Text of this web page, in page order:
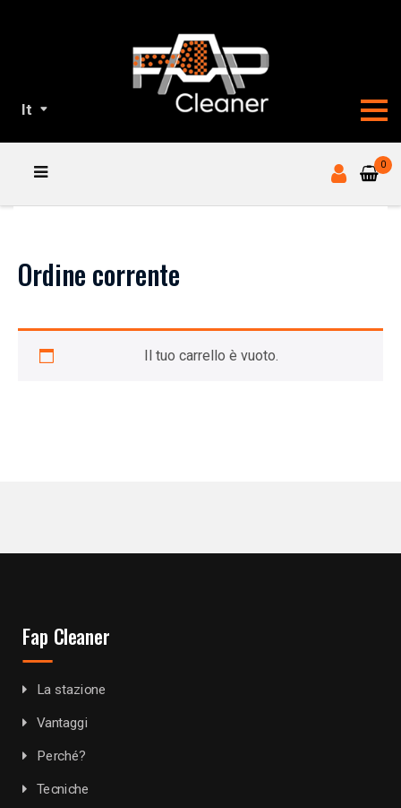
It
0
Ordine corrente
Il tuo carrello è vuoto.
Fap Cleaner
La stazione
Vantaggi
Perché?
Tecniche